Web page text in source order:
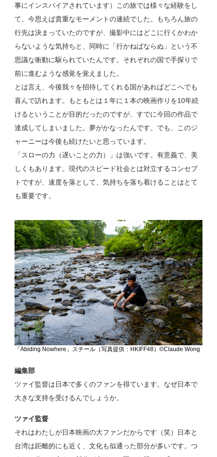
事にインスパイアされています）この旅では様々な経験をし
て、今思えば貴重なモーメントの連続でした。もちろん旅の
行先は決まっていたのですが、撮影中にはどこに行くかわか
らないような気持ちと、同時に「行かねばならぬ」という不
思議な衝動に駆られていたんです。それぞれの国で手探りで
前に進むような感覚を覚えました。
とは言え、今後我々を招待してくれる国があればどこへでも
喜んで訪れます。もともとは１年に１本の映画作りを10年続
けるということが目的だったのですが、すでに今回の作品で
達成してしまいました。夢がかなったんです。でも、このジ
ャーニーは今後も続けたいと思っています。
「スローの力（遅いことの力）」は強いです。有意義で、美
しくもあります。現代のスピード社会とは対立するコンセプ
トですが、速度を落として、気持ちを落ち着けることはとて
も重要です。
「Abiding Nowhere」スチール（写真提供：HKIFF48）©Claude Wong
編集部
ツァイ監督は日本で多くのファンを得ています。なぜ日本で
大きな支持を受けるんでしょうか。
ツァイ監督
それはわたしが日本映画の大ファンだからです（笑）日本と
台湾は距離的にも近く、文化も似通った部分が多いです。つ